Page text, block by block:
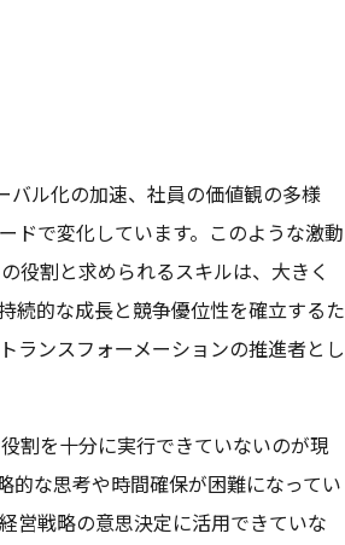
バル化の加速、社員の価値観の多様
ドで変化しています。このような激動
役割と求められるスキルは、大きく
続的な成長と競争優位性を確立するた
ランスフォーメーションの推進者とし
割を十分に実行できていないのが現
的な思考や時間確保が困難になってい
営戦略の意思決定に活用できていな